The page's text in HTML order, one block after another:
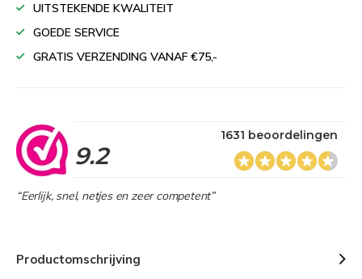
UITSTEKENDE KWALITEIT
GOEDE SERVICE
GRATIS VERZENDING VANAF €75,-
9.2
1631 beoordelingen
“Eerlijk, snel, netjes en zeer competent”
Productomschrijving